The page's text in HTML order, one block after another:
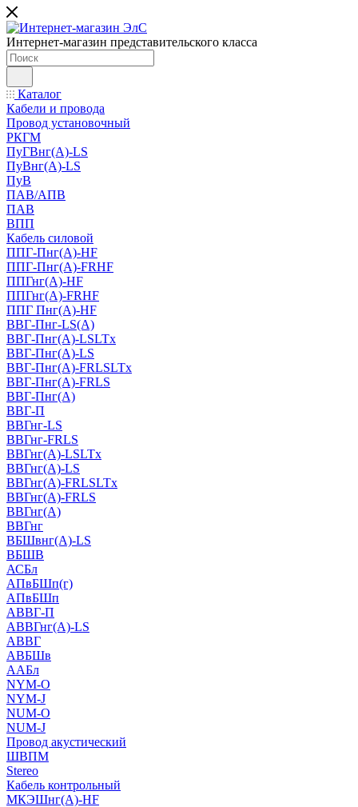
Интернет-магазин представительского класса
Каталог
Кабели и провода
Провод установочный
РКГМ
ПуГВнг(А)-LS
ПуВнг(А)-LS
ПуВ
ПАВ/АПВ
ПАВ
ВПП
Кабель силовой
ППГ-Пнг(А)-HF
ППГ-Пнг(А)-FRHF
ППГнг(А)-HF
ППГнг(А)-FRHF
ППГ Пнг(А)-HF
ВВГ-Пнг-LS(А)
ВВГ-Пнг(А)-LSLTx
ВВГ-Пнг(А)-LS
ВВГ-Пнг(А)-FRLSLTx
ВВГ-Пнг(А)-FRLS
ВВГ-Пнг(А)
ВВГ-П
ВВГнг-LS
ВВГнг-FRLS
ВВГнг(А)-LSLTx
ВВГнг(А)-LS
ВВГнг(А)-FRLSLTx
ВВГнг(А)-FRLS
ВВГнг(А)
ВВГнг
ВБШвнг(А)-LS
ВБШВ
АСБл
АПвБШп(г)
АПвБШп
АВВГ-П
АВВГнг(А)-LS
АВВГ
АВБШв
ААБл
NYM-O
NYM-J
NUM-О
NUM-J
Провод акустический
ШВПМ
Stereo
Кабель контрольный
МКЭШнг(A)-HF